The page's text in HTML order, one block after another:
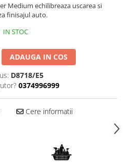
Medium echilibreaza uscarea si
finisajul auto.
IN STOC
ADAUGA IN COS
D8718/E5
0374996999
Cere informatii